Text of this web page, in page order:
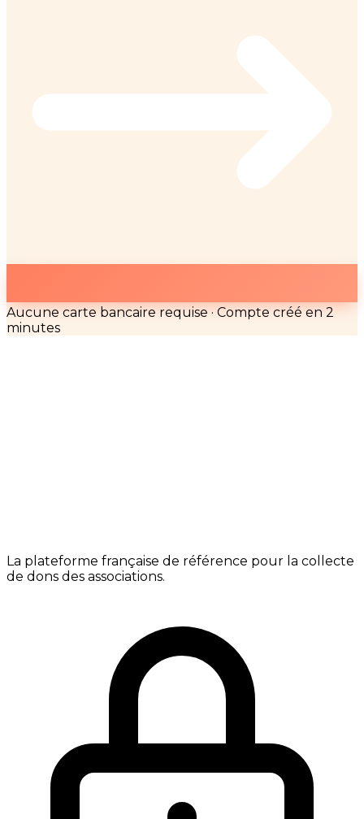
Aucune carte bancaire requise · Compte créé en 2
minutes
La plateforme française de référence pour la collecte
de dons des associations.